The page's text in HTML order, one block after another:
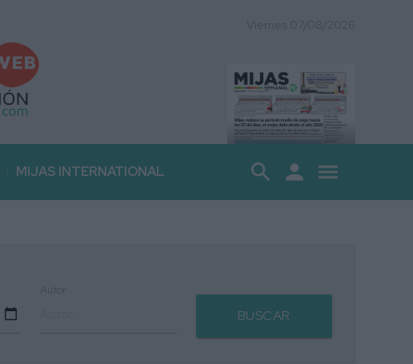
MIJAS INTERNATIONAL search person menu
BUSCAR